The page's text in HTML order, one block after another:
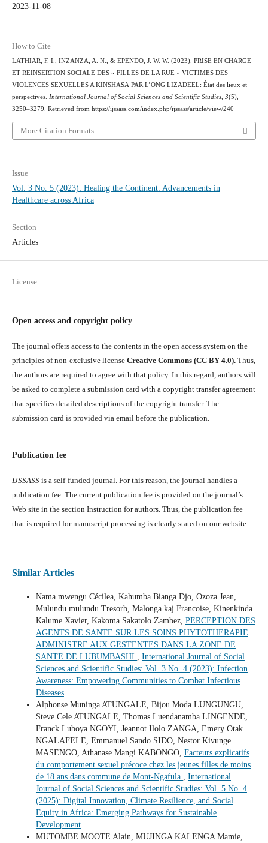
2023-11-08
How to Cite
LATHIAR, F. I., INZANZA, A. N., & EPENDO, J. W. W. (2023). PRISE EN CHARGE
ET REINSERTION SOCIALE DES « FILLES DE LA RUE » VICTIMES DES
VIOLENCES SEXUELLES A KINSHASA PAR L’ONG LIZADEEL: État des lieux et
perspectives. International Journal of Social Sciences and Scientific Studies, 3(5),
3250–3279. Retrieved from https://ijssass.com/index.php/ijssass/article/view/240
More Citation Formats
Issue
Vol. 3 No. 5 (2023): Healing the Continent: Advancements in
Healthcare across Africa
Section
Articles
License
Open access and copyright policy
The journal offers access to the contents in the open access system on the
principles of non-exclusive license Creative Commons (CC BY 4.0).Thus,
the authors are required to agree with that policy. In this regard, authors will
be asked to complete a submission card with a copyright transfer agreement
that specifies detailed descriptions of the copyright transfer. The
submission card is provided via email before the publication.
Publication fee
IJSSASSis a self-funded journal. For this reason, the journal handles a
publication fee. The current publication fee is provided on the journal’s
Web site in the section Instruction for authors. Thus, the publication fee
that is required for manuscript processing is clearly stated on our website
Similar Articles
Nama mwengu Cécilea, Kahumba Bianga Djo, Ozoza Jean,
Mulundu mulundu Tresorb, Malonga kaj Francoise, Kinenkinda
Kalume Xavier, Kakoma Sakatolo Zambez, PERCEPTION DES
AGENTS DE SANTE SUR LES SOINS PHYTOTHERAPIE
ADMINISTRE AUX GESTENTES DANS LA ZONE DE
SANTE DE LUBUMBASHI
International Journal of Social
Sciences and Scientific Studies: Vol. 3 No. 4 (2023): Infection
Awareness: Empowering Communities to Combat Infectious
Diseases
Alphonse Muninga ATUNGALE, Bijou Moda LUNGUNGU,
Steve Cele ATUNGALE, Thomas Luendanamba LINGENDE,
Franck Luboya NGOYI, Jeannot Ilolo ZANGA, Emery Otak
NGALAFELE, Emmanuel Sando SIDO, Nestor Kivunge
MASENGO, Athanase Mangi KABONGO, Facteurs explicatifs
du comportement sexuel précoce chez les jeunes filles de moins
de 18 ans dans commune de Mont-Ngafula
International
Journal of Social Sciences and Scientific Studies: Vol. 5 No. 4
(2025): Digital Innovation, Climate Resilience, and Social
Equity in Africa: Emerging Pathways for Sustainable
Development
MUTOMBE MOOTE Alain, MUJINGA KALENGA Mamie,